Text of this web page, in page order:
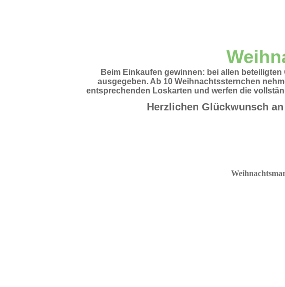
Beim Einkaufen gewinnen: bei allen
ausgegeben. Ab 10 Weihnachtssternchen
entsprechenden Loskarten und werfen die
Herzlichen Glückwunsch